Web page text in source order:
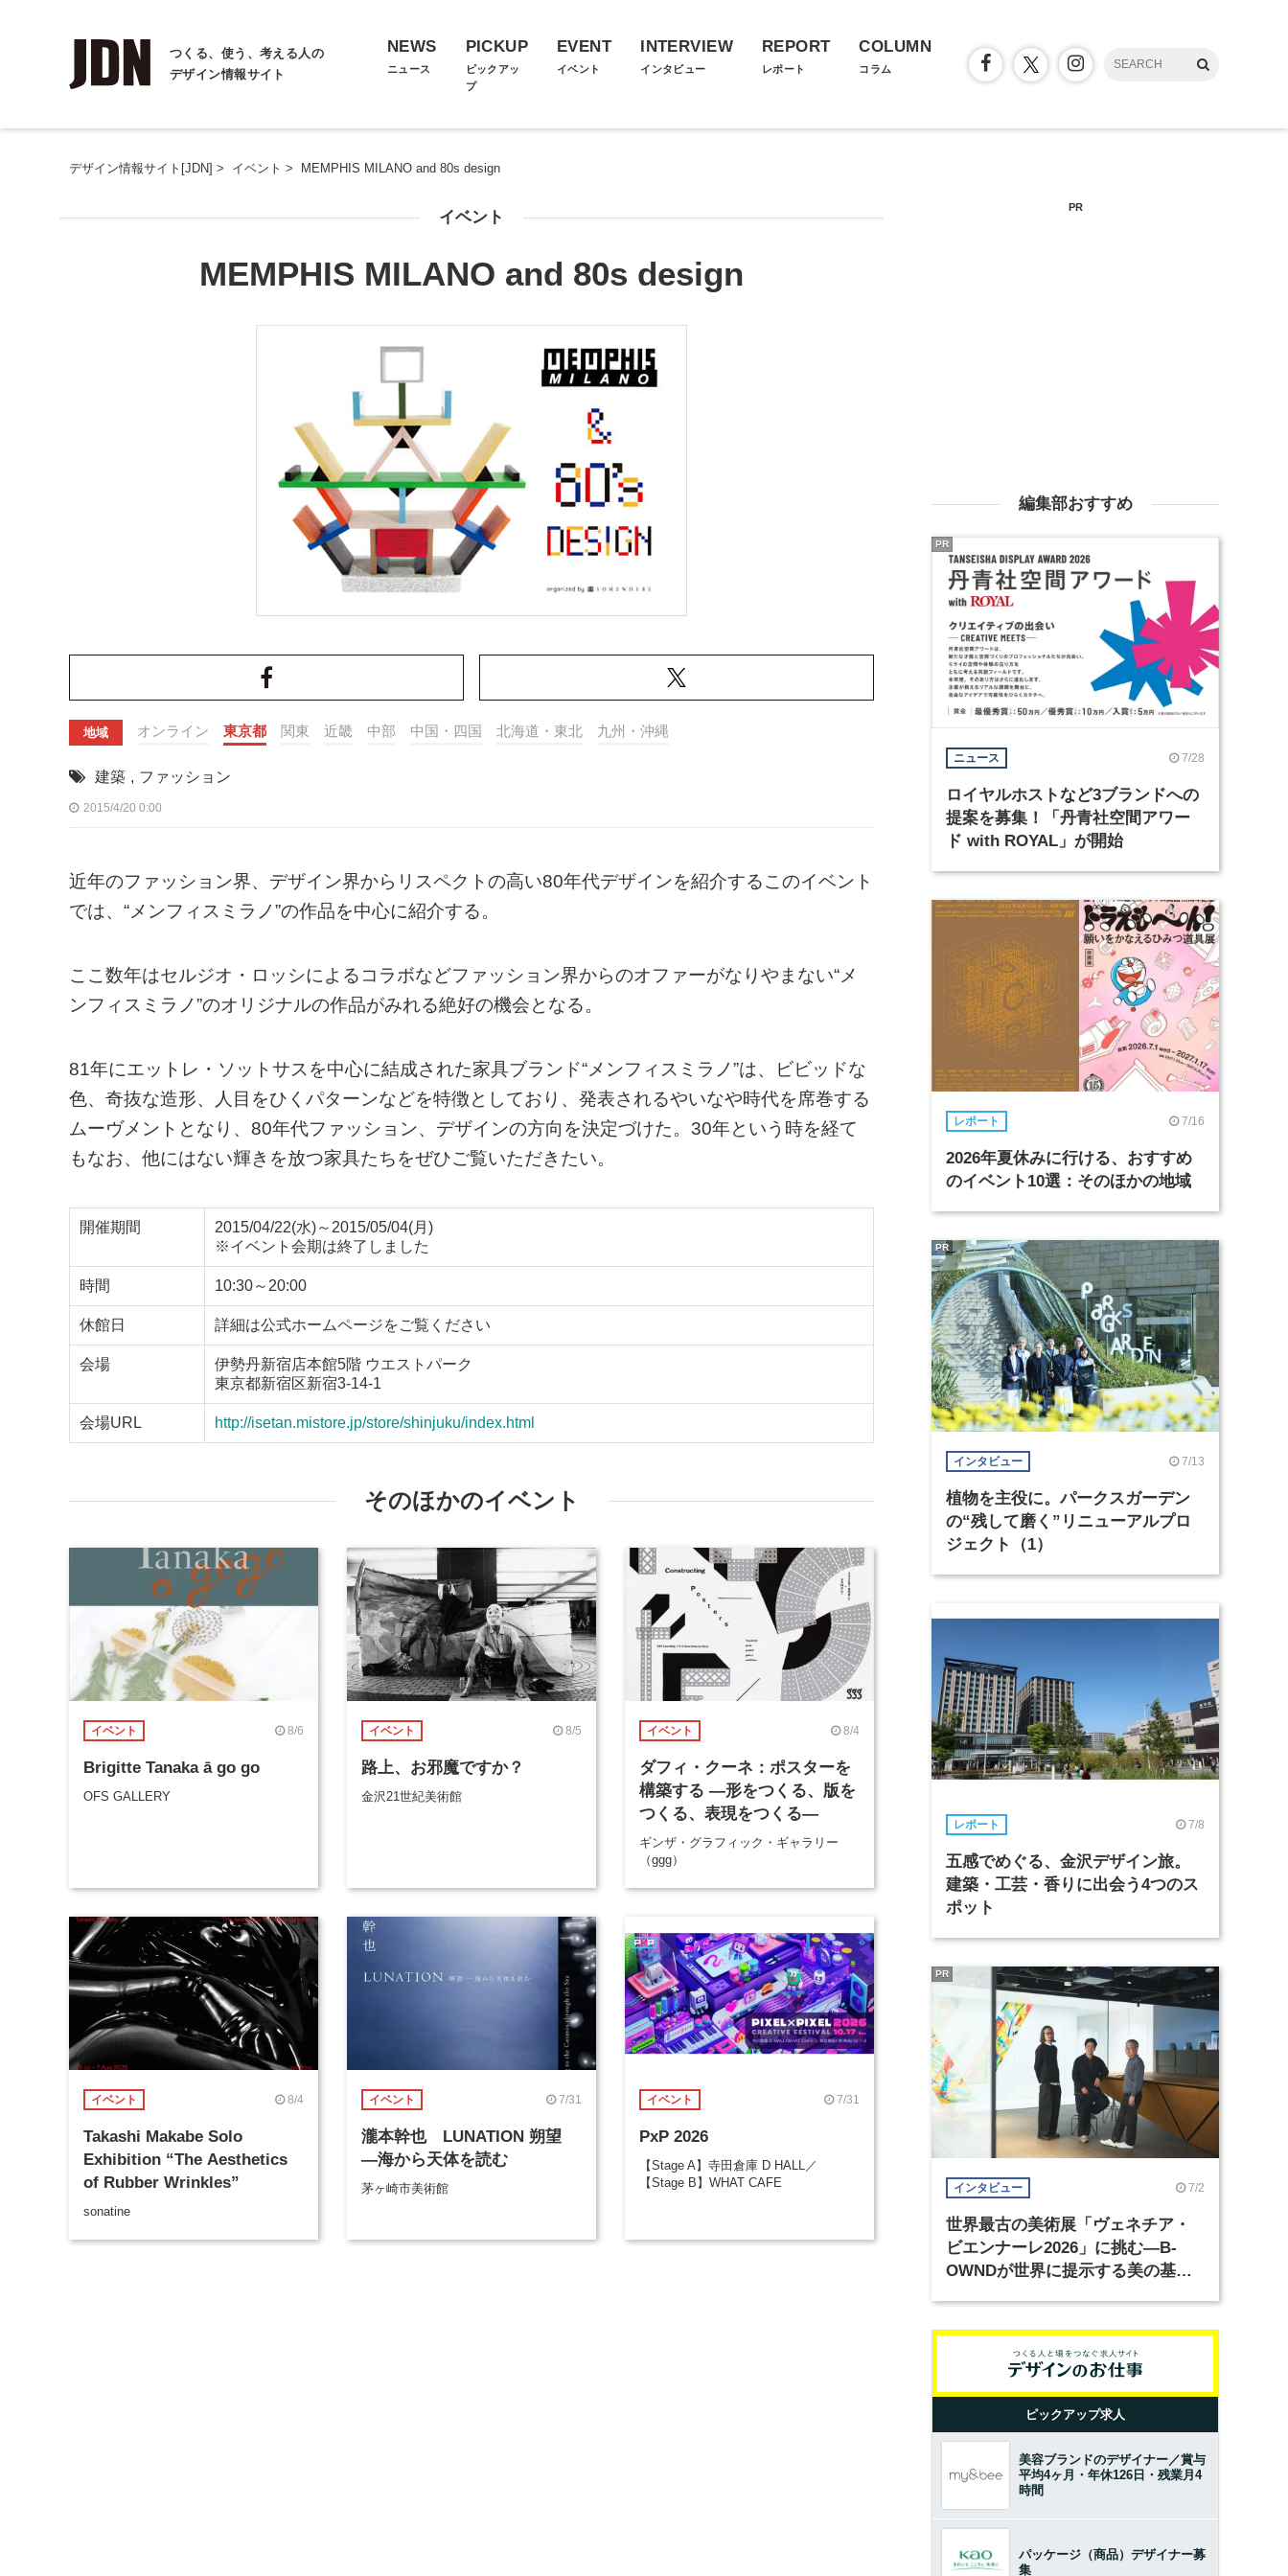
つくる、使う、考える人の
デザイン情報サイト
NEWS
ニュース
PICKUP
ピックアッ
プ
EVENT
イベント
INTERVIEW
インタビュー
REPORT
レポート
COLUMN
コラム
デザイン情報サイト[JDN] > イベント > MEMPHIS MILANO and 80s design
イベント
MEMPHIS MILANO and 80s design
地域 オンライン 東京都 関東 近畿 中部 中国・四国 北海道・東北 九州・沖縄
建築 , ファッション
2015/4/20 0:00
近年のファッション界、デザイン界からリスペクトの高い80年代デザインを紹介するこのイベント
では、“メンフィスミラノ”の作品を中心に紹介する。
ここ数年はセルジオ・ロッシによるコラボなどファッション界からのオファーがなりやまない“メ
ンフィスミラノ”のオリジナルの作品がみれる絶好の機会となる。
81年にエットレ・ソットサスを中心に結成された家具ブランド“メンフィスミラノ”は、ビビッドな
色、奇抜な造形、人目をひくパターンなどを特徴としており、発表されるやいなや時代を席巻する
ムーヴメントとなり、80年代ファッション、デザインの方向を決定づけた。30年という時を経て
もなお、他にはない輝きを放つ家具たちをぜひご覧いただきたい。
開催期間
2015/04/22(水)～2015/05/04(月)
※イベント会期は終了しました
時間 10:30～20:00
休館日 詳細は公式ホームページをご覧ください
会場
伊勢丹新宿店本館5階 ウエストパーク
東京都新宿区新宿3-14-1
会場URL http://isetan.mistore.jp/store/shinjuku/index.html
そのほかのイベント
イベント 8/6
Brigitte Tanaka ā go go
OFS GALLERY
イベント 8/5
路上、お邪魔ですか？
金沢21世紀美術館
イベント 8/4
ダフィ・クーネ：ポスターを
構築する ―形をつくる、版を
つくる、表現をつくる―
ギンザ・グラフィック・ギャラリー
（ggg）
イベント 8/4
Takashi Makabe Solo
Exhibition “The Aesthetics
of Rubber Wrinkles”
sonatine
イベント 7/31
瀧本幹也 LUNATION 朔望
―海から天体を読む
茅ヶ崎市美術館
イベント 7/31
PxP 2026
【Stage A】寺田倉庫 D HALL／
【Stage B】WHAT CAFE
PR
編集部おすすめ
ニュース 7/28
ロイヤルホストなど3ブランドへの
提案を募集！「丹青社空間アワー
ド with ROYAL」が開始
PR
レポート 7/16
2026年夏休みに行ける、おすすめ
のイベント10選：そのほかの地域
インタビュー 7/13
植物を主役に。パークスガーデン
の“残して磨く”リニューアルプロ
ジェクト（1）
PR
レポート 7/8
五感でめぐる、金沢デザイン旅。
建築・工芸・香りに出会う4つのス
ポット
インタビュー 7/2
世界最古の美術展「ヴェネチア・
ビエンナーレ2026」に挑む―B-
OWNDが世界に提示する美の基準
PR
ピックアップ求人
美容ブランドのデザイナー／賞与
平均4ヶ月・年休126日・残業月4
時間
パッケージ（商品）デザイナー募
集